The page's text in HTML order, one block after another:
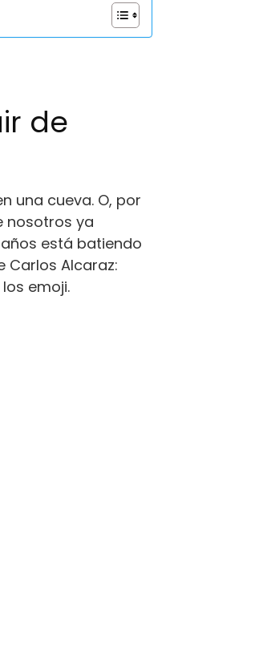
de
una cueva. O, por
nosotros ya
está batiendo
Carlos Alcaraz:
emoji.